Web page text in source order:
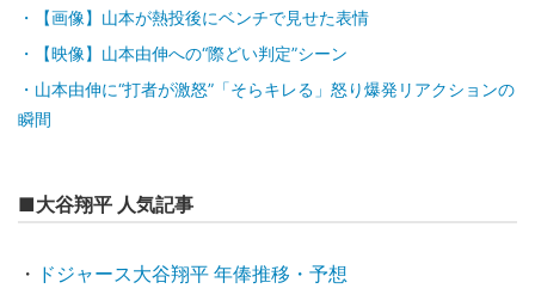
【画像】山本が熱投後にベンチで見せた表情
【映像】山本由伸への“際どい判定”シーン
山本由伸に“打者が激怒”「そらキレる」怒り爆発リアクションの
瞬間
■大谷翔平 人気記事
・ ドジャース大谷翔平 年俸推移・予想